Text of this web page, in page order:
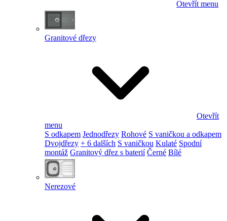
Otevřít menu
Granitové dřezy
Otevřít
menu
S odkapem Jednodřezy Rohové S vaničkou a odkapem
Dvojdřezy + 6 dalších S vaničkou Kulaté Spodní
montáž Granitový dřez s baterií Černé Bílé
Nerezové